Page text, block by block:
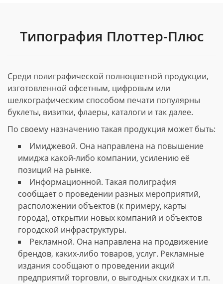
Типография Плоттер-Плюс
Среди полиграфической полноцветной продукции,
изготовленной офсетным, цифровым или
шелкографическим способом печати популярны
буклеты, визитки, флаеры, каталоги и так далее.
По своему назначению такая продукция может быть:
Имиджевой. Она направлена на повышение
имиджа какой-либо компании, усилению её
позиций на рынке.
Информационной. Такая полиграфия
сообщает о проведении разных мероприятий,
расположении объектов (к примеру, карты
города), открытии новых компаний и объектов
городской инфраструктуры.
Рекламной. Она направлена на продвижение
брендов, каких-либо товаров, услуг. Рекламные
издания сообщают о проведении акций
предприятий торговли, о выгодных скидках и т.п.